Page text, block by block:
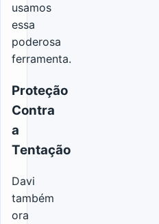
usamos
essa
poderosa
ferramenta.
Proteção
Contra
a
Tentação
Davi
também
ora